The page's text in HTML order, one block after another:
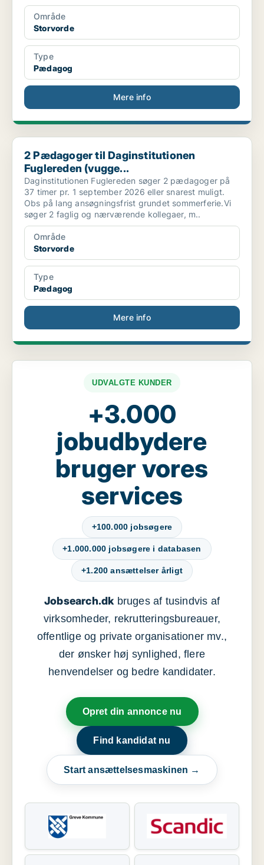
Område
Storvorde
Type
Pædagog
Mere info
2 Pædagoger til Daginstitutionen Fuglereden (vugge...
2 Pædagoger til Daginstitutionen
Fuglereden (vugge...
Daginstitutionen Fuglereden søger 2 pædagoger på
37 timer pr. 1 september 2026 eller snarest muligt.
Obs på lang ansøgningsfrist grundet sommerferie.Vi
søger 2 faglig og nærværende kollegaer, m..
Område
Storvorde
Type
Pædagog
Mere info
UDVALGTE KUNDER
+3.000
jobudbydere
bruger vores
services
+100.000 jobsøgere
+1.000.000 jobsøgere i databasen
+1.200 ansættelser årligt
Jobsearch.dkbruges af tusindvis af
virksomheder, rekrutteringsbureauer,
offentlige og private organisationer mv.,
der ønsker høj synlighed, flere
henvendelser og bedre kandidater.
Opret din annonce nu
Find kandidat nu
Start ansættelsesmaskinen →